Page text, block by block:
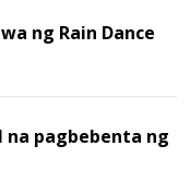
ng Rain Dance
na pagbebenta ng